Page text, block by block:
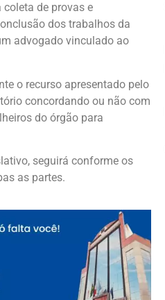
de provas e
dos trabalhos da
advogado vinculado ao
o recurso apresentado pelo
concordando ou não com
do órgão para
seguirá conforme os
as partes.